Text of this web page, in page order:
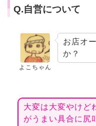
Q.自営について
よこちゃん
お店オ
か？
大変は大変やけど
がうまい具合に尻